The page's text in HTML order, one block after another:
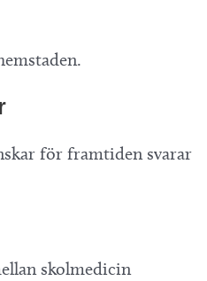
för framtiden svarar
skolmedicin